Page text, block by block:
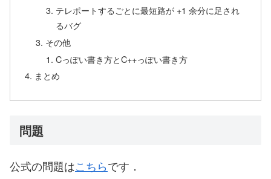
テレポートするごとに最短路が +1 余分に足され
るバグ
その他
Cっぽい書き方とC++っぽい書き方
まとめ
問題
公式の問題はこちらです．